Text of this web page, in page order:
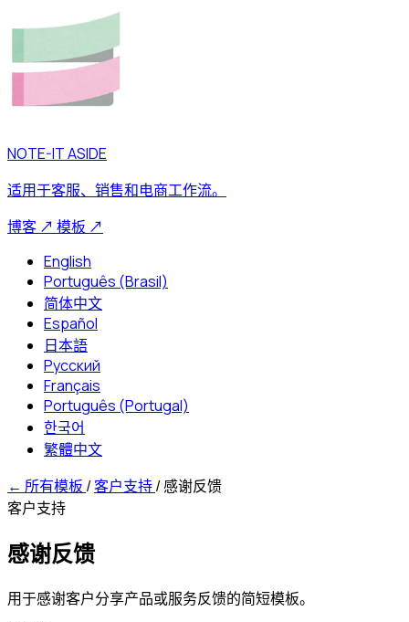
NOTE-IT ASIDE
适用于客服、销售和电商工作流。
博客 ↗ 模板 ↗
English
Português (Brasil)
简体中文
Español
日本語
Русский
Français
Português (Portugal)
한국어
繁體中文
← 所有模板 /客户支持/感谢反馈
客户支持
感谢反馈
用于感谢客户分享产品或服务反馈的简短模板。